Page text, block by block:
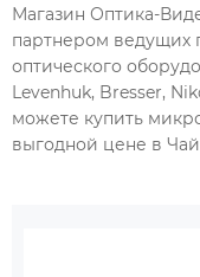
Магазин Оптика-
партнером ведущих
оптического
Levenhuk, Bresser,
можете купить
выгодной цене в